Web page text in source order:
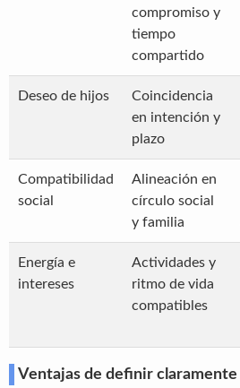
compromiso y
tiempo
compartido
Deseo de hijos
Coincidencia
en intención y
plazo
Compatibilidad
social
Alineación en
círculo social
y familia
Energía e
intereses
Actividades y
ritmo de vida
compatibles
Ventajas de definir claramente